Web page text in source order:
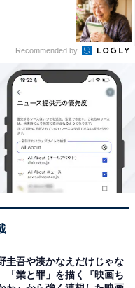
Recommended by
圭吾や湊かなえだけじゃな
「業と罪」を描く『映画ち